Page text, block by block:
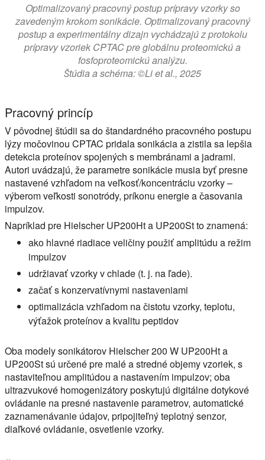
Optimalizovaný pracovný postup prípravy vzorky so
zavedeným krokom sonikácie. Optimalizovaný pracovný
postup a experimentálny dizajn vychádzajú z protokolu
prípravy vzoriek CPTAC pre globálnu proteomickú a
fosfoproteomickú analýzu.
Štúdia a schéma: ©Li et al., 2025
Pracovný princíp
V pôvodnej štúdii sa do štandardného pracovného postupu
lýzy močovinou CPTAC pridala sonikácia a zistila sa lepšia
detekcia proteínov spojených s membránami a jadrami.
Autori uvádzajú, že parametre sonikácie musia byť presne
nastavené vzhľadom na veľkosť/koncentráciu vzorky –
výberom veľkosti sonotródy, príkonu energie a časovania
impulzov.
Napríklad pre Hielscher UP200Ht a UP200St to znamená:
ako hlavné riadiace veličiny použiť amplitúdu a režim
impulzov
udržiavať vzorky v chlade (t. j. na ľade).
začať s konzervatívnymi nastaveniami
optimalizácia vzhľadom na čistotu vzorky, teplotu,
výťažok proteínov a kvalitu peptidov
Oba modely sonikátorov Hielscher 200 W UP200Ht a
UP200St sú určené pre malé a stredné objemy vzoriek, s
nastaviteľnou amplitúdou a nastavením impulzov; oba
ultrazvukové homogenizátory poskytujú digitálne dotykové
ovládanie na presné nastavenie parametrov, automatické
zaznamenávanie údajov, pripojiteľný teplotný senzor,
diaľkové ovládanie, osvetlenie vzorky.